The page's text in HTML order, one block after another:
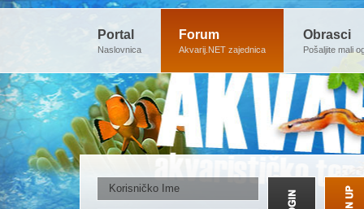
Portal
Naslovnica
Forum
Akvarij.NET zajednica
Obrasci
Pošaljite mali